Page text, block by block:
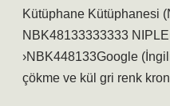
Kütüphane Kütüphanesi
NBK48133333333
›NBK448133Google
çökme ve kül gri renk